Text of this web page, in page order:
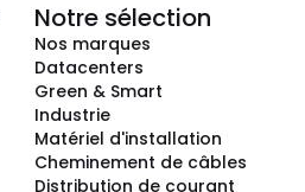
Notre sélection
Nos marques
Datacenters
Green & Smart
Industrie
Matériel d'installation
Cheminement de câbles
Distribution de courant